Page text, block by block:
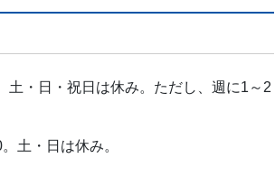
・日・祝日は休み。ただし、週に1～2
土・日は休み。